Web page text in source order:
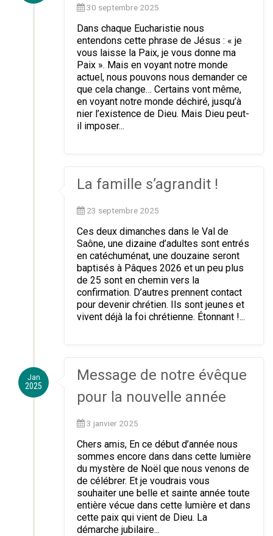
30 septembre 2025
Dans chaque Eucharistie nous
entendons cette phrase de Jésus : « je
vous laisse la Paix, je vous donne ma
Paix ». Mais en voyant notre monde
actuel, nous pouvons nous demander ce
que cela change… Certains vont même,
en voyant notre monde déchiré, jusqu’à
nier l’existence de Dieu. Mais Dieu peut-
il imposer...
La famille s’agrandit !
23 septembre 2025
Ces deux dimanches dans le Val de
Saône, une dizaine d’adultes sont entrés
en catéchuménat, une douzaine seront
baptisés à Pâques 2026 et un peu plus
de 25 sont en chemin vers la
confirmation. D’autres prennent contact
pour devenir chrétien. Ils sont jeunes et
vivent déjà la foi chrétienne. Étonnant !...
Jan
2025
Message de notre évêque
pour la nouvelle année
3 janvier 2025
Chers amis, En ce début d’année nous
sommes encore dans dans cette lumière
du mystère de Noël que nous venons de
de célébrer. Et je voudrais vous
souhaiter une belle et sainte année toute
entière vécue dans cette lumière et dans
cette paix qui vient de Dieu. La
démarche jubilaire...